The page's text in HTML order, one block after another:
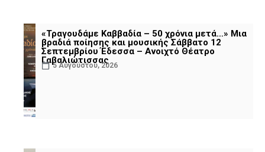
«Τραγουδάμε Καββαδία – 50 χρόνια μετά…» Μια
βραδιά ποίησης και μουσικής Σάββατο 12
Σεπτεμβρίου Έδεσσα – Ανοιχτό Θέατρο
Γαβαλιώτισσας
5 Αυγούστου, 2026